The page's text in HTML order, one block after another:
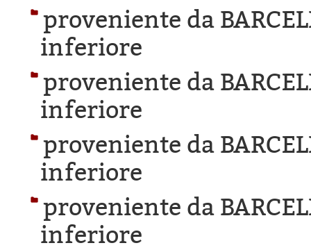
proveniente da
inferiore
proveniente da
inferiore
proveniente da
inferiore
proveniente da
inferiore